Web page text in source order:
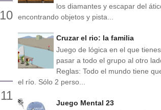
los diamantes y escapar del
encontrando objetos y pista...
Cruzar el rio: la familia
Juego de lógica en el que
pasar a todo el grupo al otro
Reglas: Todo el mundo tiene
el río. Sólo 2 perso...
Juego Mental 23